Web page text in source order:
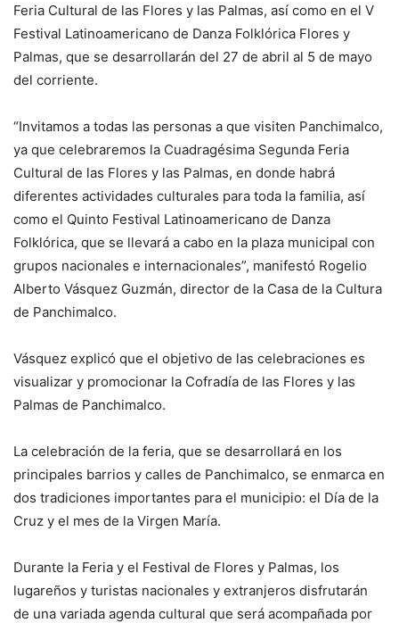
Feria Cultural de las Flores y las Palmas, así como en el V
Festival Latinoamericano de Danza Folklórica Flores y
Palmas, que se desarrollarán del 27 de abril al 5 de mayo
del corriente.
“Invitamos a todas las personas a que visiten Panchimalco,
ya que celebraremos la Cuadragésima Segunda Feria
Cultural de las Flores y las Palmas, en donde habrá
diferentes actividades culturales para toda la familia, así
como el Quinto Festival Latinoamericano de Danza
Folklórica, que se llevará a cabo en la plaza municipal con
grupos nacionales e internacionales”, manifestó Rogelio
Alberto Vásquez Guzmán, director de la Casa de la Cultura
de Panchimalco.
Vásquez explicó que el objetivo de las celebraciones es
visualizar y promocionar la Cofradía de las Flores y las
Palmas de Panchimalco.
La celebración de la feria, que se desarrollará en los
principales barrios y calles de Panchimalco, se enmarca en
dos tradiciones importantes para el municipio: el Día de la
Cruz y el mes de la Virgen María.
Durante la Feria y el Festival de Flores y Palmas, los
lugareños y turistas nacionales y extranjeros disfrutarán
de una variada agenda cultural que será acompañada por